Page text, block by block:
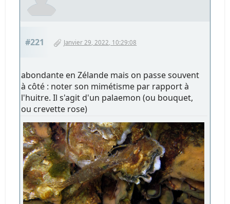
#221 Janvier 29, 2022, 10:29:08
abondante en Zélande mais on passe souvent
à côté : noter son mimétisme par rapport à
l'huitre. Il s'agit d'un palaemon (ou bouquet,
ou crevette rose)